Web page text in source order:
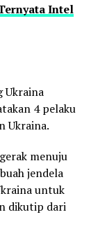
Intel
Ukraina
4 pelaku
Ukraina.
menuju
jendela
untuk
dikutip dari